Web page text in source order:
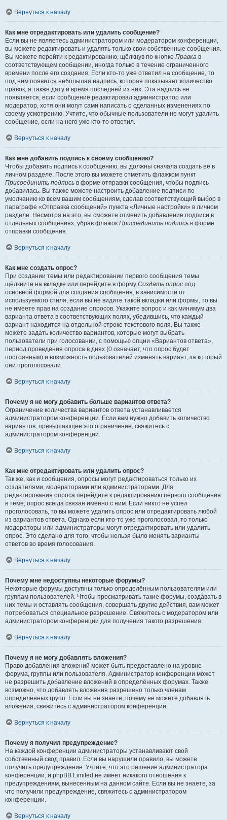
Вернуться к началу
Как мне отредактировать или удалить сообщение?
Если вы не являетесь администратором или модератором конференции,
вы можете редактировать и удалять только свои собственные сообщения.
Вы можете перейти к редактированию, щёлкнув по кнопке Правка в
соответствующем сообщении, иногда только в течение ограниченного
времени после его создания. Если кто-то уже ответил на сообщение, то
под ним появится небольшая надпись, которая показывает количество
правок, а также дату и время последней из них. Эта надпись не
появляется, если сообщение редактировал администратор или
модератор, хотя они могут сами написать о сделанных изменениях по
своему усмотрению. Учтите, что обычные пользователи не могут удалить
сообщение, если на него уже кто-то ответил.
Вернуться к началу
Как мне добавить подпись к своему сообщению?
Чтобы добавить подпись к сообщению, вы должны сначала создать её в
личном разделе. После этого вы можете отметить флажком пункт
Присоединить подпись в форме отправки сообщения, чтобы подпись
добавилась. Вы также можете настроить добавление подписи по
умолчанию ко всем вашим сообщениям, сделав соответствующий выбор в
параграфе «Отправка сообщений» пункта «Личные настройки» в личном
разделе. Несмотря на это, вы сможете отменить добавление подписи в
отдельных сообщениях, убрав флажок Присоединить подпись в форме
отправки сообщения.
Вернуться к началу
Как мне создать опрос?
При создании темы или редактировании первого сообщения темы
щёлкните на вкладке или перейдите в форму Создать опрос под
основной формой для создания сообщения, в зависимости от
используемого стиля; если вы не видите такой вкладки или формы, то вы
не имеете прав на создание опросов. Укажите вопрос и как минимум два
варианта ответа в соответствующих полях, убедившись, что каждый
вариант находится на отдельной строке текстового поля. Вы также
можете задать количество вариантов, которые могут выбрать
пользователи при голосовании, с помощью опции «Вариантов ответа»,
период проведения опроса в днях (0 означает, что опрос будет
постоянным) и возможность пользователей изменять вариант, за который
они проголосовали.
Вернуться к началу
Почему я не могу добавить больше вариантов ответа?
Ограничение количества вариантов ответа устанавливается
администратором конференции. Если вам нужно добавить количество
вариантов, превышающее это ограничение, свяжитесь с
администратором конференции.
Вернуться к началу
Как мне отредактировать или удалить опрос?
Так же, как и сообщения, опросы могут редактироваться только их
создателями, модераторами или администраторами. Для
редактирования опроса перейдите к редактированию первого сообщения
в теме; опрос всегда связан именно с ним. Если никто не успел
проголосовать, то вы можете удалить опрос или отредактировать любой
из вариантов ответа. Однако если кто-то уже проголосовал, то только
модераторы или администраторы могут отредактировать или удалить
опрос. Это сделано для того, чтобы нельзя было менять варианты
ответов во время голосования.
Вернуться к началу
Почему мне недоступны некоторые форумы?
Некоторые форумы доступны только определённым пользователям или
группам пользователей. Чтобы просматривать такие форумы, создавать в
них темы и оставлять сообщения, совершать другие действия, вам может
потребоваться специальное разрешение. Свяжитесь с модератором или
администратором конференции для получения такого разрешения.
Вернуться к началу
Почему я не могу добавлять вложения?
Право добавления вложений может быть предоставлено на уровне
форума, группы или пользователя. Администратор конференции может
не разрешить добавление вложений в определённых форумах. Также
возможно, что добавлять вложения разрешено только членам
определённых групп. Если вы не знаете, почему не можете добавлять
вложения, свяжитесь с администратором конференции.
Вернуться к началу
Почему я получил предупреждение?
На каждой конференции администраторы устанавливают свой
собственный свод правил. Если вы нарушили правило, вы можете
получить предупреждение. Учтите, что это решение администратора
конференции, и phpBB Limited не имеет никакого отношения к
предупреждениям, вынесенным на данном сайте. Если вы не знаете, за
что получили предупреждение, свяжитесь с администратором
конференции.
Вернуться к началу